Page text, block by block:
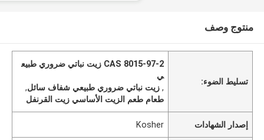
منتوج وصف
تسليط الضوء:
CAS 8015-97-2 زيت نباتي ضروري طبيع
ي
,زيت نباتي ضروري طبيعي شفاف سائل,
طعام طعم الزيت الأساسي زيت القرنفل
إصدار الشهادات Kosher